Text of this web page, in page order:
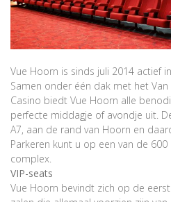
Vue Hoorn is sinds juli 2014 actief
Samen onder één dak met het Van
Casino biedt Vue Hoorn alle
perfecte middagje of avondje uit.
A7, aan de rand van Hoorn en
Parkeren kunt u op een van de
complex.
VIP-seats
Vue Hoorn bevindt zich op de